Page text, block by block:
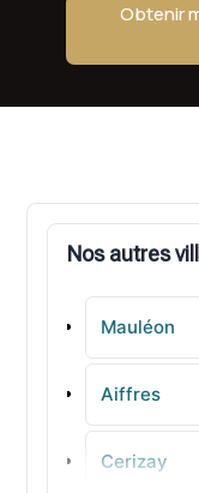
Obtenir
Nos autres
Mauléon
Aiffres
Cerizay